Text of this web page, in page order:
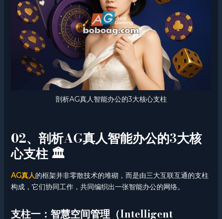
剖析AG真人智能办公的3大核心支柱
02、剖析AG真人智能办公的3大核
心支柱 🏛️
AG真人的框架并非零散技术的堆砌，而是由三大互联互通的支柱
构成，它们协同工作，共同编织出一张智能办公的网络。
支柱一：智慧空间管理（Intelligent